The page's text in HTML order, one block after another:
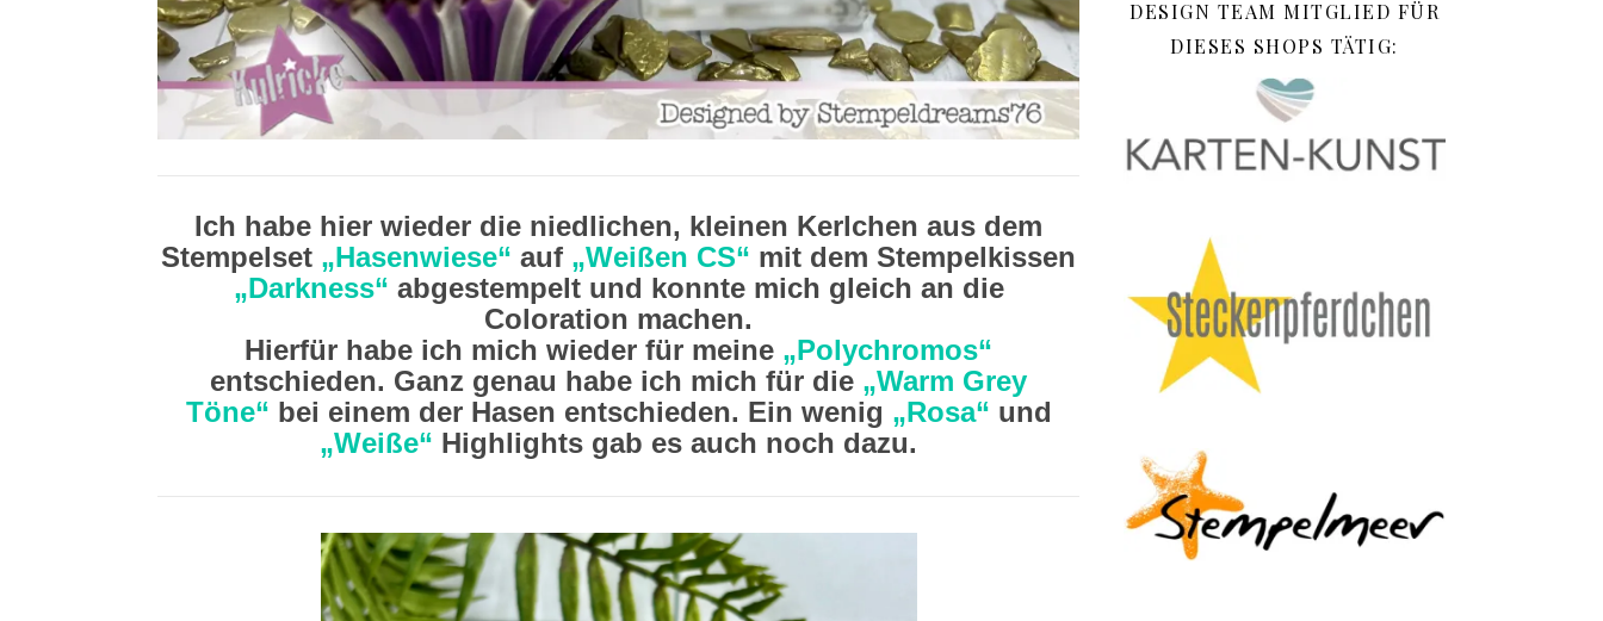
Ich habe hier wieder die niedlichen, kleinen Kerlchen aus dem
Stempelset „Hasenwiese“ auf „Weißen CS“ mit dem Stempelkissen
„Darkness“ abgestempelt und konnte mich gleich an die
Coloration machen.
Hierfür habe ich mich wieder für meine „Polychromos“
entschieden. Ganz genau habe ich mich für die „Warm Grey
Töne“ bei einem der Hasen entschieden. Ein wenig „Rosa“ und
„Weiße“ Highlights gab es auch noch dazu.
DESIGN TEAM MITGLIED FÜR
DIESES SHOPS TÄTIG: